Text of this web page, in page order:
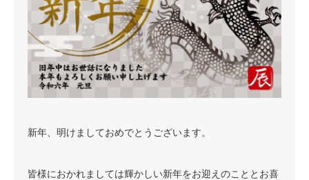
新年、明けましておめでとうございます。
皆様におかれましては輝かしい新年をお迎えのこととお喜